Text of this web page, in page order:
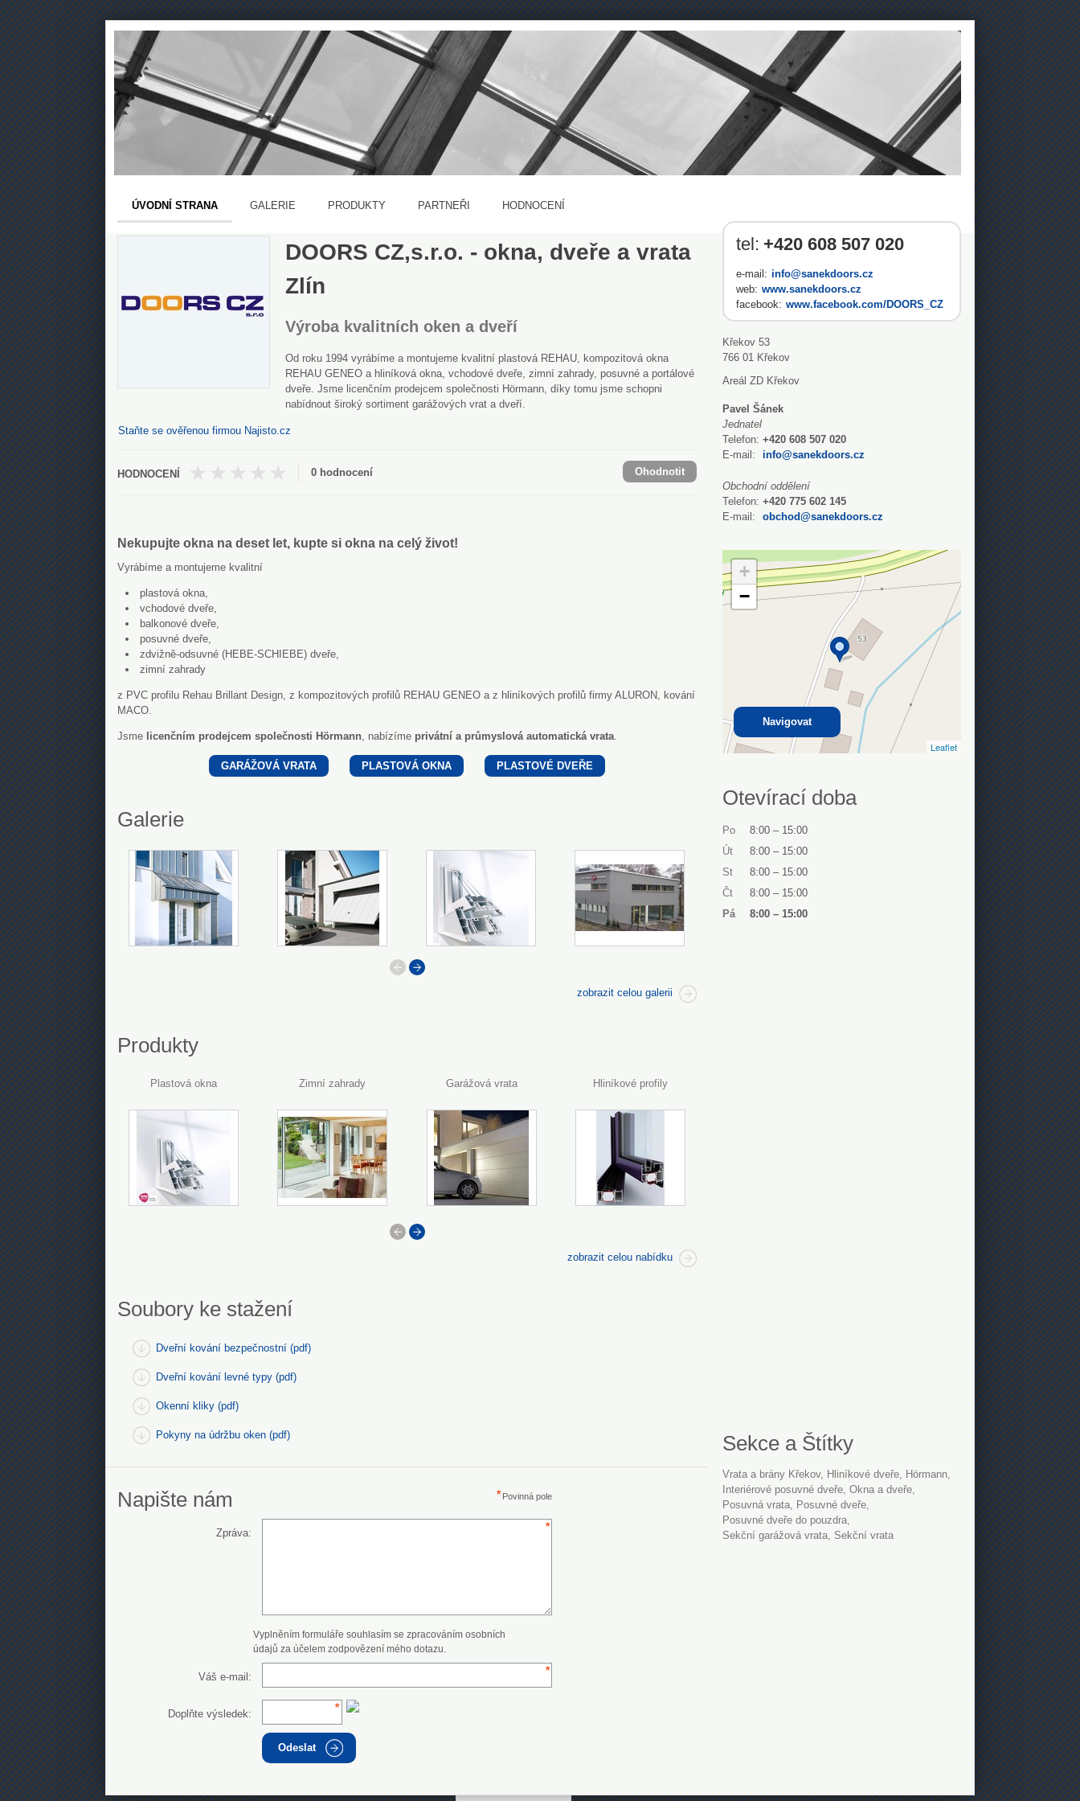
ÚVODNÍ STRANA GALERIE PRODUKTY PARTNEŘI HODNOCENÍ
DOORS CZ,s.r.o. - okna, dveře a vrata
Zlín
Výroba kvalitních oken a dveří
Od roku 1994 vyrábíme a montujeme kvalitní plastová REHAU, kompozitová okna
REHAU GENEO a hliníková okna, vchodové dveře, zimní zahrady, posuvné a portálové
dveře. Jsme licenčním prodejcem společnosti Hörmann, díky tomu jsme schopni
nabídnout široký sortiment garážových vrat a dveří.
Staňte se ověřenou firmou Najisto.cz
0 hodnocení Ohodnotit
Nekupujte okna na deset let, kupte si okna na celý život!
Vyrábíme a montujeme kvalitní
plastová okna,
vchodové dveře,
balkonové dveře,
posuvné dveře,
zdvižně-odsuvné (HEBE-SCHIEBE) dveře,
zimní zahrady
z PVC profilu Rehau Brillant Design, z kompozitových profilů REHAU GENEO a z hliníkových profilů firmy ALURON, kování
MACO.
Jsme licenčním prodejcem společnosti Hörmann , nabízíme privátní a průmyslová automatická vrata
GARÁŽOVÁ VRATA PLASTOVÁ OKNA PLASTOVÉ DVEŘE
Galerie
předchozí
další
zobrazit celou galerii
Produkty
Plastová okna Zimní zahrady Garážová vrata Hliníkové profily
< >
zobrazit celou nabídku
Soubory ke stažení
Dveřní kování bezpečnostní (pdf)
Dveřní kování levné typy (pdf)
Okenní kliky (pdf)
Pokyny na údržbu oken (pdf)
Napište nám Povinná pole
Zpráva:
Vyplněním formuláře souhlasím se zpracováním osobních
údajů za účelem zodpovězení mého dotazu.
Váš e-mail:
Doplňte výsledek:
Odeslat
tel: +420 608 507 020
e-mail: info@sanekdoors.cz
web: www.sanekdoors.cz
facebook: www.facebook.com/DOORS_CZ
Křekov 53
766 01 Křekov
Areál ZD Křekov
Pavel Šánek
Jednatel
Telefon: +420 608 507 020
E-mail:
info@sanekdoors.cz
Obchodní oddělení
Telefon: +420 775 602 145
E-mail:
obchod@sanekdoors.cz
+
−
Leaflet
Navigovat
Otevírací doba
Po 8:00 – 15:00
Út
8:00 – 15:00
St
8:00 – 15:00
Čt
8:00 – 15:00
Pá
8:00 – 15:00
Sekce a Štítky
Vrata a brány Křekov hliníkové dveře
Hörmann
interiérové posuvné dveře
Okna a dveře
posuvná vrata
posuvné dveře
posuvné dveře do pouzdra
sekční garážová vrata
sekční vrata
Najisto.cz